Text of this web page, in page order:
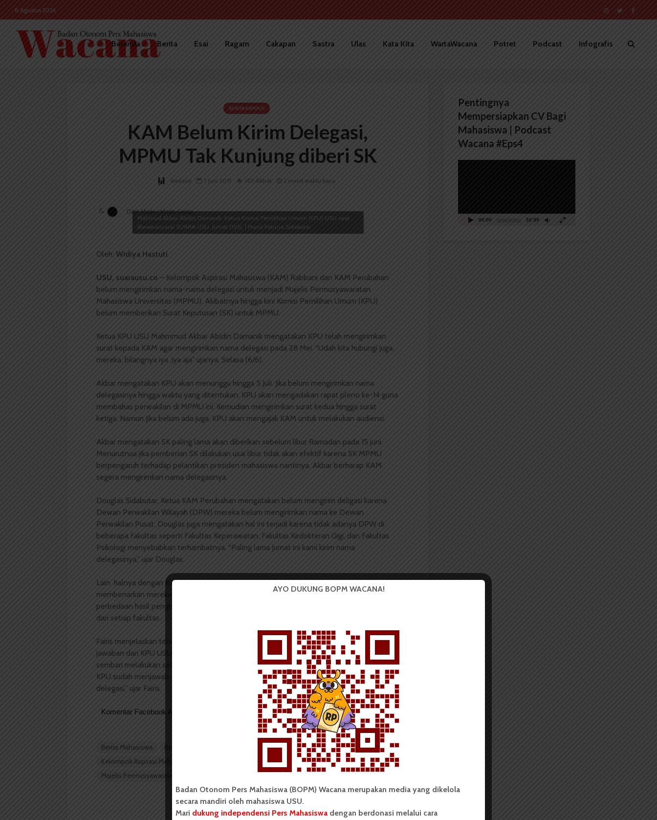
8 Agustus 2026
Beranda Berita Esai Ragam Cakapan Sastra Ulas Kata Kita WartaWacana Potret Podcast Infografis
BERITA KAMPUS
KAM Belum Kirim Delegasi,
MPMU Tak Kunjung diberi SK
Redaksi 7 Juni 2017 301 dilihat 2 menit waktu baca
Dark Mode | Moda Gelap
Mahmud Akbar Abidin Damanik, Ketua Komisi Pemilihan Umum (KPU) USU saat
diwawancarai SUARA USU, Jumat (11/3). | Maria Patricia Sidabutar
Oleh: Widiya Hastuti
USU, suarausu.co – Kelompok Aspirasi Mahasiswa (KAM) Rabbani dan KAM Perubahan
belum mengirimkan nama-nama delegasi untuk menjadi Majelis Permusyawaratan
Mahasiswa Universitas (MPMU). Akibatnya hingga kini Komisi Pemilihan Umum (KPU)
belum memberikan Surat Keputusan (SK) untuk MPMU.
Ketua KPU USU Mahmmud Akbar Abidin Damanik mengatakan KPU telah mengirimkan
surat kepada KAM agar mengirimkan nama delegasi pada 28 Mei. “Udah kita hubungi juga,
mereka, bilangnya iya ,iya aja” ujanya, Selasa (6/6).
Akbar mengatakan KPU akan menunggu hingga 5 Juli. Jika belum mengirimkan nama
delegasinya hingga waktu yang ditentukan, KPU akan mengadakan rapat pleno ke-14 guna
membahas perwakilan di MPMU ini. Kemudian mengirimkan surat kedua hingga surat
ketiga. Namun Jika belum ada juga, KPU akan mengajak KAM untuk melakukan audiensi.
Akbar mengatakan SK paling lama akan diberikan sebelum libur Ramadan pada 15 juni.
Menurutnua jika pemberian SK dilakukan usai libur tidak akan efektif karena SK MPMU
berpengaruh terhadap pelantikan presiden mahasiswa nantinya. Akbar berharap KAM
segera mengirimkan nama delegasinya.
Douglas Sidabutar, Ketua KAM Perubahan mengatakan belum mengirim deligasi karena
Dewan Perwakilan Wilayah (DPW) mereka belum mengirimkan nama ke Dewan
Perwakilan Pusat. Douglas juga mengatakan hal ini terjadi karena tidak adanya DPW di
beberapa fakultas seperti Fakultas Keperawatan, Fakultas Kedokteran Gigi, dan Fakultas
Psikologi menyebabkan terhambatnya. “Paling lama Jumat ini kami kirim nama
delegasinya,” ujar Douglas.
Lain halnya dengan KAM Perubahan, Fairis Khairy, Pelaksana Tugas KAM Rabbani
membenarkan mereka belum mengirimkan nama delegasinya. Hal ini karena adanya
perbedaan hasil penghitungan dari KPU USU dan KAM untuk pembagian anggota MPMU
dari setiap fakultas.
Fairis menjelaskan telah mengirimkan surat gugatan terkait hal ini. Namun, belum ada
jawaban dari KPU USU. Sampai saat ini KAM Rabbani masih menunggu jawaban dari KPU
sembari melakukan seleksi anggota sebagai perwakilan MPMU dari KAM Rabbani. “Kalau
KPU sudah menjawab surat kami, besoknya (Rabu-red) kami langsung mengirimkan nama
delegasi,” ujar Fairis.
Komentar Facebook Anda
Berita Mahasiswa Berita Pemilihan Berita USU Hari Ini
Demokrasi
Kelompok Aspirasi Mahasiswa
Majelis Permusyawaratan Mahasiswa Universitas
Pentingnya
Mempersiapkan CV Bagi
Mahasiswa | Podcast
Wacana #Eps4
00:00 32:39
AYO DUKUNG BOPM WACANA!
Badan Otonom Pers Mahasiswa (BOPM) Wacana merupakan media yang dikelola
secara mandiri oleh mahasiswa USU.
Mari dukung independensi Pers Mahasiswa dengan berdonasi melalui cara